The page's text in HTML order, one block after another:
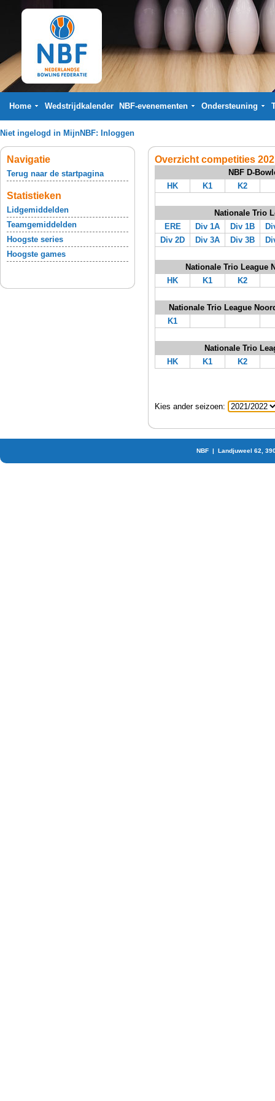
Home Wedstrijdkalender NBF-evenementen Ondersteuning
Niet ingelogd in MijnNBF: Inloggen
Navigatie
Terug naar de startpagina
Statistieken
Lidgemiddelden
Teamgemiddelden
Hoogste series
Hoogste games
Overzicht competities
NBF D-
HK
K1 K2
Nationale Trio
ERE
Div 1A Div 1B
Div 2D
Div 3A Div 3B
Nationale Trio League
HK
K1 K2
Nationale Trio League
K1
Nationale Trio
HK
K1 K2
Kies ander seizoen:
NBF | Landjuweel 62,